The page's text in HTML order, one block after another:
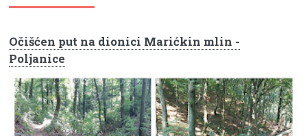
Očišćen put na dionici Marićkin mlin -
Poljanice